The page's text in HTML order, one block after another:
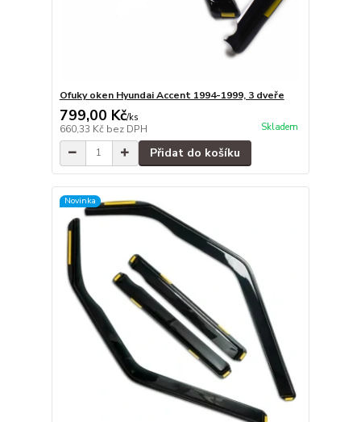
Ofuky oken Hyundai Accent 1994-1999, 3 dveře
799,00 Kč/ks
660,33 Kč bez DPH Skladem
Přidat do košíku
Novinka